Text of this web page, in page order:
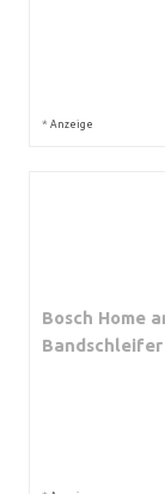
* Anzeige
Bosch Home
Bandschleifer